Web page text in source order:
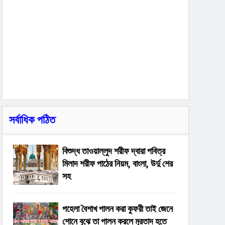
সর্বাধিক পঠিত
বিশুদ্ধ তাওয়াল্লুদ শরীফ দ্বারা পবিত্র
মিলাদ শরীফ পাঠের নিয়ম, বাংলা, উর্দু শের
সহ
পহেলা বৈশাখ পালন করা কুফরী তাই জেনে
শোনে বুঝে তা পালন করলে মুরতাদ হতে